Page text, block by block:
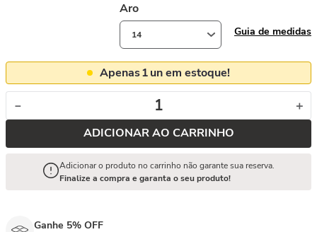
Guia de medidas
Aro
14
Apenas1un em estoque!
＋
－
ADICIONAR AO CARRINHO
Adicionar o produto no carrinho não garante sua reserva.
Finalize a compra e garanta o seu produto!
Ganhe 5% OFF